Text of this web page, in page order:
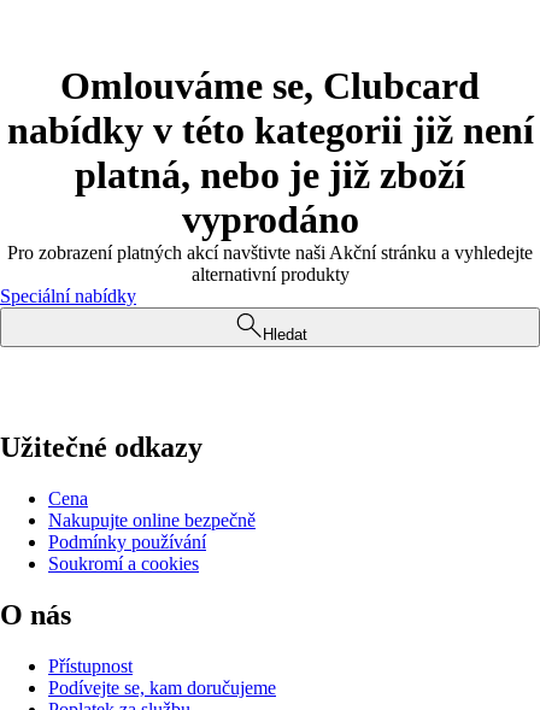
Omlouváme se, Clubcard
nabídky v této kategorii již není
platná, nebo je již zboží
vyprodáno
Pro zobrazení platných akcí navštivte naši Akční stránku a vyhledejte
alternativní produkty
Speciální nabídky
Hledat
Užitečné odkazy
Cena
Nakupujte online bezpečně
Podmínky používání
Soukromí a cookies
O nás
Přístupnost
Podívejte se, kam doručujeme